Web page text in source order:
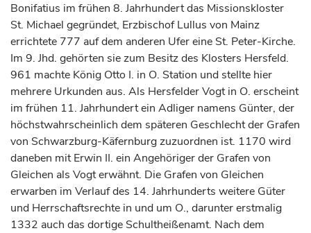
Bonifatius im frühen 8. Jahrhundertdas Missionskloster
St. Michael gegründet, ErzbischofLullus von Mainz
errichtete 777 auf dem anderen Ufer eine St. Peter-Kirche.
Im 9. Jhd. gehörten sie zum Besitz des Klosters Hersfeld.
961 machte König Otto I. in O. Station und stellte hier
mehrere Urkunden aus. Als Hersfelder Vogt in O. erscheint
im frühen 11. Jahrhundertein Adliger namens Günter, der
höchstwahrscheinlich dem späteren Geschlecht der Grafen
von Schwarzburg-Käfernburg zuzuordnen ist. 1170 wird
daneben mit Erwin II. ein Angehöriger der Grafen von
Gleichen als Vogt erwähnt. Die Grafen von Gleichen
erwarben im Verlauf des 14. Jahrhunderts weitere Güter
und Herrschaftsrechte in und um O., darunter erstmalig
1332 auch das dortige Schultheißenamt. Nach dem